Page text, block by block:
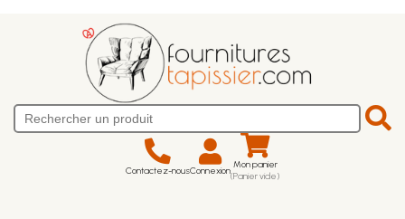
Contactez-nousConnexion Mon panier
(Panier vide)